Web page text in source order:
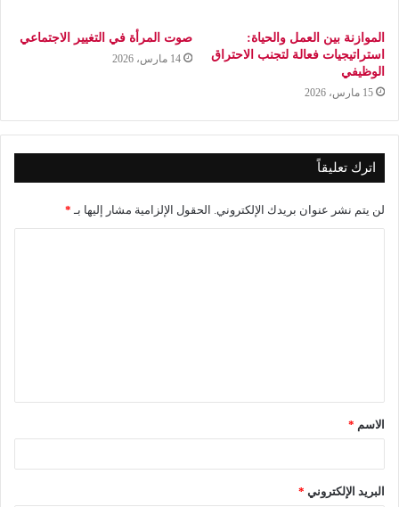
الموازنة بين العمل والحياة:
استراتيجيات فعالة لتجنب الاحتراق
الوظيفي
15 مارس، 2026
صوت المرأة في التغيير الاجتماعي
14 مارس، 2026
اترك تعليقاً
لن يتم نشر عنوان بريدك الإلكتروني. الحقول الإلزامية مشار إليها بـ *
ق
*الاسم *
البريد الإلكتروني *